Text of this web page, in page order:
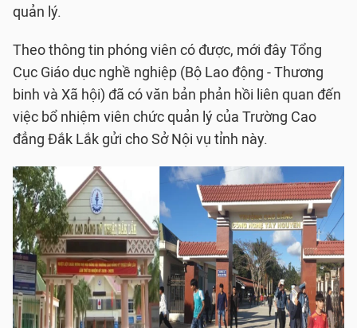
quản lý.
Theo thông tin phóng viên có được, mới đây Tổng
Cục Giáo dục nghề nghiệp (Bộ Lao động - Thương
binh và Xã hội) đã có văn bản phản hồi liên quan đến
việc bổ nhiệm viên chức quản lý của Trường Cao
đẳng Đắk Lắk gửi cho Sở Nội vụ tỉnh này.